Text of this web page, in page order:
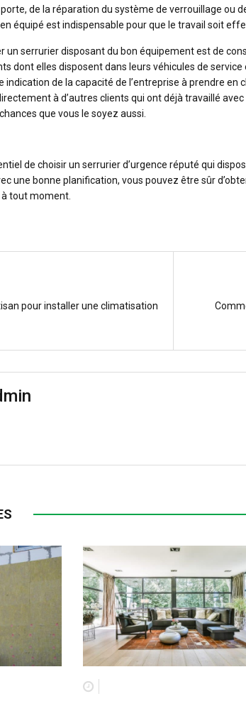
porte, de la réparation du système de verrouillage ou
équipé est indispensable pour que le travail soit
un serrurier disposant du bon équipement est de
dont elles disposent dans leurs véhicules de
indication de la capacité de l’entreprise à prendre
à d’autres clients qui ont déjà travaillé
que vous le soyez aussi.
de choisir un serrurier d’urgence réputé qui
une bonne planification, vous pouvez être sûr
tout moment.
pour installer une climatisation